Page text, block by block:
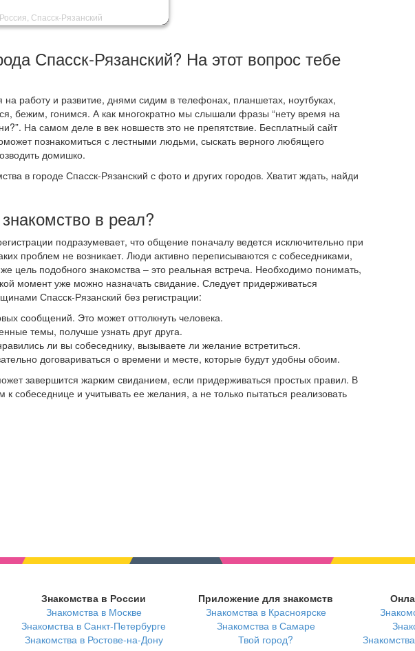
Россия, Спасск-Рязанский
Спасск-Рязанский? На этот вопрос тебе
работу и развитие, днями сидим в телефонах, планшетах, ноутбуках,
бежим, гонимся. А как многократно мы слышали фразы “нету время на
На самом деле в век новшеств это не препятствие. Бесплатный сайт
познакомиться с лестными людьми, сыскать верного любящего
домишко.
в городе Спасск-Рязанский с фото и других городов. Хватит ждать, найди
в реал?
подразумевает, что общение поначалу ведется исключительно при
проблем не возникает. Люди активно переписываются с собеседниками,
цель подобного знакомства – это реальная встреча. Необходимо понимать,
момент уже можно назначать свидание. Следует придерживаться
Спасск-Рязанский без регистрации:
сообщений. Это может оттолкнуть человека.
темы, получше узнать друг друга.
ли вы собеседнику, вызываете ли желание встретиться.
договариваться о времени и месте, которые будут удобны обоим.
завершится жарким свиданием, если придерживаться простых правил. В
собеседнице и учитывать ее желания, а не только пытаться реализовать
Знакомства в России
Знакомства в Москве
Знакомства в Санкт-Петербурге
Знакомства в Ростове-на-Дону
Приложение для знакомств
Знакомства в Красноярске
Знакомства в Самаре
Твой город?